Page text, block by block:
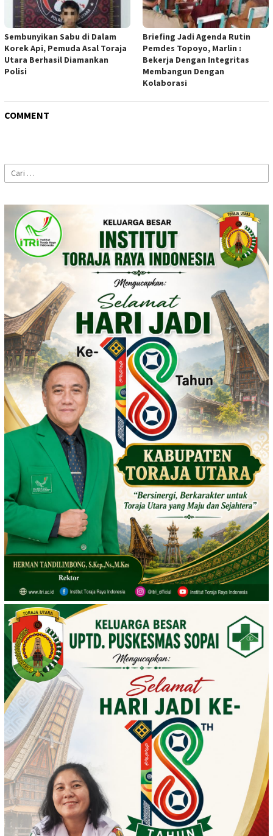
Sembunyikan Sabu di Dalam
Korek Api, Pemuda Asal Toraja
Utara Berhasil Diamankan
Polisi
Briefing Jadi Agenda Rutin
Pemdes Topoyo, Marlin :
Bekerja Dengan Integritas
Membangun Dengan
Kolaborasi
COMMENT
Cari
untuk: